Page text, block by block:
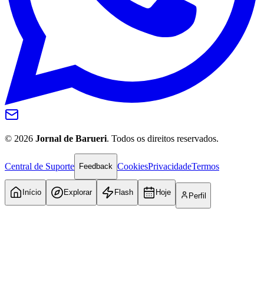
Internacional
© 2026 Jornal de Barueri. Todos os direitos reservados.
Central de Suporte Feedback CookiesPrivacidadeTermos
Início Explorar Flash Hoje Perfil